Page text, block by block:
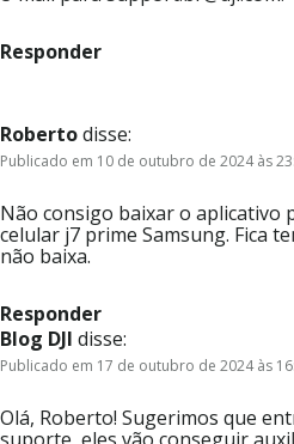
Responder
Robertodisse:
Publicado em 10 de outubro de 2024 às
Não consigo baixar o aplicativo
celular j7 prime Samsung. Fica
não baixa.
Responder
Blog DJI disse:
Publicado em 17 de outubro de 2024 às
Olá, Roberto! Sugerimos que